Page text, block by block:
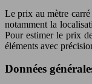
Le prix au mètre
notamment la
Pour estimer le prix
éléments avec
Données